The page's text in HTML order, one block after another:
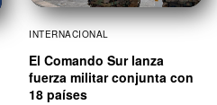
INTERNACIONAL
El Comando Sur lanza
fuerza militar conjunta con
18 países